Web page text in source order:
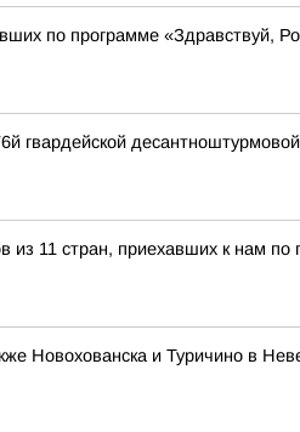
по программе «Здравствуй,
гвардейской
11 стран, приехавших к нам
Новохованска и Туричино в